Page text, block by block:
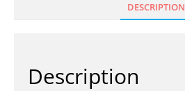
DESCRIPTION
Description